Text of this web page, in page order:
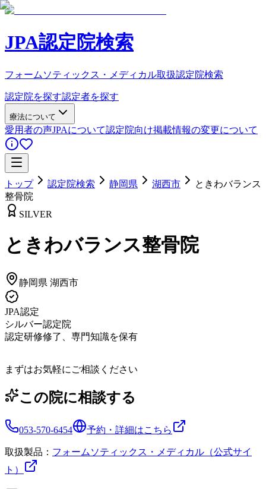
JPA認定院検索
フォームソティックス・メディカル取扱認定院検索
認定院を探す認定者を探す
療法について
愛用者の声JPAについて認定院向け掲載情報の変更について
トップ 認定院検索 静岡県 湖西市
ときわバランス
整骨院
SILVER
ときわバランス整骨院
静岡県 湖西市
JPA認定
シルバー認定院
認定研修修了、専門知識を保有
まずはお気軽にご相談ください
この院に相談する
053-570-6454 予約・詳細はこちら
取扱製品： フォームソティックス・メディカル（公式サイ
ト）